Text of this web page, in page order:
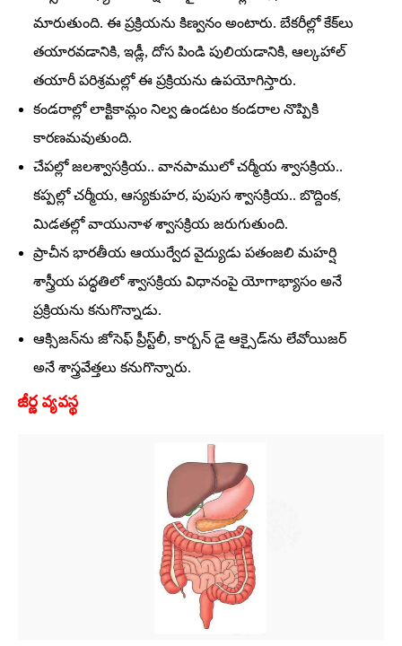
మారుతుంది. ఈ ప్రక్రియను కిణ్వనం అంటారు. బేకరీల్లో కేక్‌లు
తయారవడానికి, ఇడ్లీ, దోస పిండి పులియడానికి, ఆల్కహాల్‌
తయారీ పరిశ్రమల్లో ఈ ప్రక్రియను ఉపయోగిస్తారు.
కండరాల్లో లాక్టికామ్లం నిల్వ ఉండటం కండరాల నొప్పికి
కారణమవుతుంది.
చేపల్లో జలశ్వాసక్రియ.. వానపాములో చర్మీయ శ్వాసక్రియ..
కప్పల్లో చర్మీయ, ఆస్యకుహర, పుపుస శ్వాసక్రియ.. బొద్దింక,
మిడతల్లో వాయునాళ శ్వాసక్రియ జరుగుతుంది.
ప్రాచీన భారతీయ ఆయుర్వేద వైద్యుడు పతంజలి మహర్షి
శాస్త్రీయ పద్ధతిలో శ్వాసక్రియ విధానంపై యోగాభ్యాసం అనే
ప్రక్రియను కనుగొన్నాడు.
ఆక్సిజన్‌ను జోసెఫ్‌ ప్రీస్ట్‌లీ, కార్బన్‌ డై ఆక్సైడ్‌ను లేవోయిజర్‌
అనే శాస్త్రవేత్తలు కనుగొన్నారు.
జీర్ణ వ్యవస్థ